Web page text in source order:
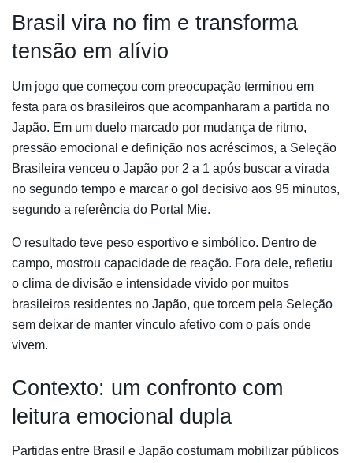
Brasil vira no fim e transforma
tensão em alívio
Um jogo que começou com preocupação terminou em
festa para os brasileiros que acompanharam a partida no
Japão. Em um duelo marcado por mudança de ritmo,
pressão emocional e definição nos acréscimos, a Seleção
Brasileira venceu o Japão por 2 a 1 após buscar a virada
no segundo tempo e marcar o gol decisivo aos 95 minutos,
segundo a referência do Portal Mie.
O resultado teve peso esportivo e simbólico. Dentro de
campo, mostrou capacidade de reação. Fora dele, refletiu
o clima de divisão e intensidade vivido por muitos
brasileiros residentes no Japão, que torcem pela Seleção
sem deixar de manter vínculo afetivo com o país onde
vivem.
Contexto: um confronto com
leitura emocional dupla
Partidas entre Brasil e Japão costumam mobilizar públicos